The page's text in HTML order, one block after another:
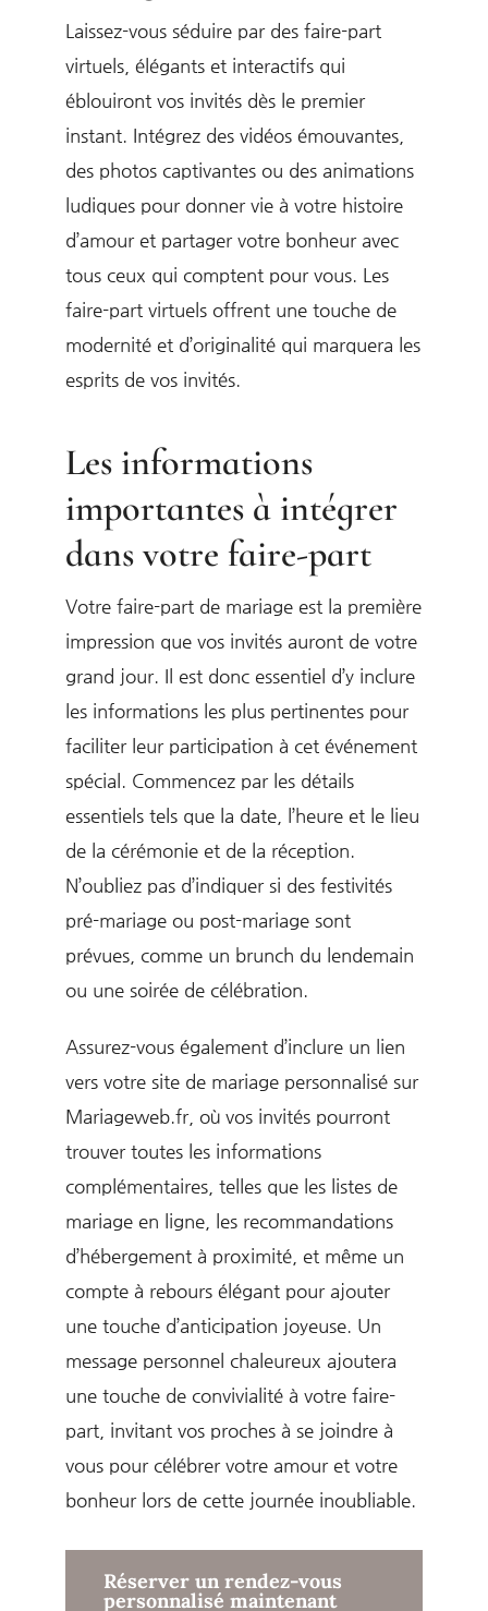
Laissez-vous séduire par des faire-part
virtuels, élégants et interactifs qui
éblouiront vos invités dès le premier
instant. Intégrez des vidéos émouvantes,
des photos captivantes ou des animations
ludiques pour donner vie à votre histoire
d’amour et partager votre bonheur avec
tous ceux qui comptent pour vous. Les
faire-part virtuels offrent une touche de
modernité et d’originalité qui marquera les
esprits de vos invités.
Les informations
importantes à intégrer
dans votre faire-part
Votre faire-part de mariage est la première
impression que vos invités auront de votre
grand jour. Il est donc essentiel d’y inclure
les informations les plus pertinentes pour
faciliter leur participation à cet événement
spécial. Commencez par les détails
essentiels tels que la date, l’heure et le lieu
de la cérémonie et de la réception.
N’oubliez pas d’indiquer si des festivités
pré-mariage ou post-mariage sont
prévues, comme un brunch du lendemain
ou une soirée de célébration.
Assurez-vous également d’inclure un lien
vers votre site de mariage personnalisé sur
Mariageweb.fr, où vos invités pourront
trouver toutes les informations
complémentaires, telles que les listes de
mariage en ligne, les recommandations
d’hébergement à proximité, et même un
compte à rebours élégant pour ajouter
une touche d’anticipation joyeuse. Un
message personnel chaleureux ajoutera
une touche de convivialité à votre faire-
part, invitant vos proches à se joindre à
vous pour célébrer votre amour et votre
bonheur lors de cette journée inoubliable.
Réserver un rendez-vous
personnalisé maintenant